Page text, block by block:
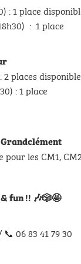
: 1 place
1 place
:
les CM1,
fun !! 🎶🎲🤩
06 83 41 79 30